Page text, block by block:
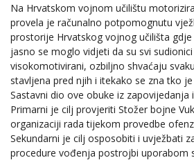
Na Hrvatskom vojnom učilištu
provela je računalno potpomognutu
prostorije Hrvatskog vojnog učilišta
jasno se moglo vidjeti da su svi
visokomotivirani, ozbiljno shvaćaju
stavljena pred njih i itekako se zna tko
Sastavni dio ove obuke iz zapovijedanja
Primarni je cilj provjeriti Stožer bojne
organizaciji rada tijekom provedbe
Sekundarni je cilj osposobiti i uvježbati
procedure vođenja postrojbi uporabom